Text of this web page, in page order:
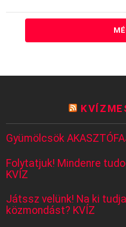
Gyümölcsök
Folytatjuk! Mindenre
KVÍZ
Játssz velünk! Na ki
közmondást? KVÍZ